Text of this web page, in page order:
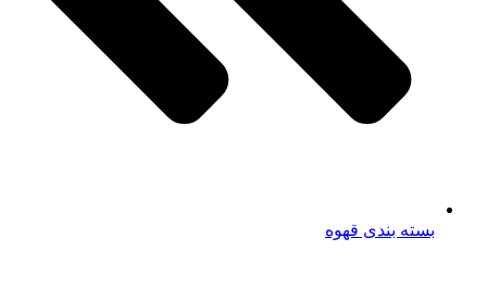
بسته بندی قهوه